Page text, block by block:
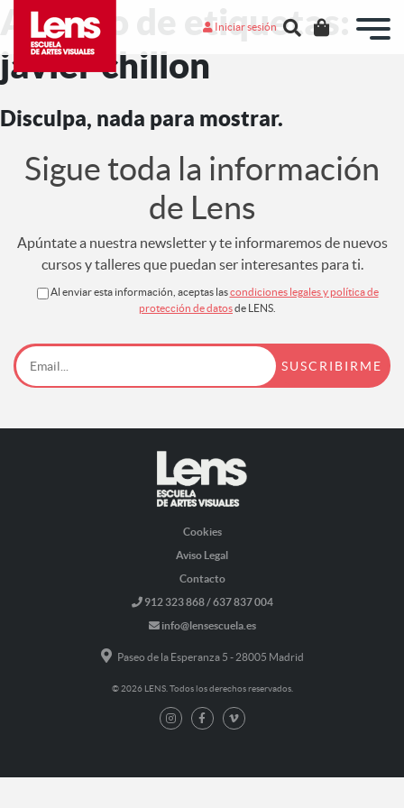
Iniciar sesión
Archivo de etiquetas:
javier chillon
Disculpa, nada para mostrar.
Sigue toda la información
de Lens
Apúntate a nuestra newsletter y te informaremos de nuevos
cursos y talleres que puedan ser interesantes para ti.
Al enviar esta información, aceptas lascondiciones legales y política de
protección de datosde LENS.
Cookies
Aviso Legal
Contacto
912 323 868 / 637 837 004
info@lensescuela.es
Paseo de la Esperanza 5 - 28005 Madrid
© 2026 LENS. Todos los derechos reservados.